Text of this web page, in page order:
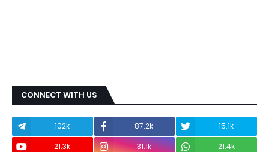
CONNECT WITH US
102k 87.2k
15.1k
21.3k
31.1k 21.4k